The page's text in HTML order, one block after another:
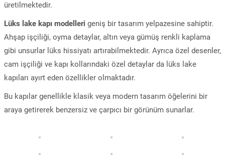
üretilmektedir.
Lüks lake kapı modelleri geniş bir tasarım yelpazesine sahiptir.
Ahşap işçiliği, oyma detaylar, altın veya gümüş renkli kaplama
gibi unsurlar lüks hissiyatı artırabilmektedir. Ayrıca özel desenler,
cam işçiliği ve kapı kollarındaki özel detaylar da lüks lake
kapıları ayırt eden özellikler olmaktadır.
Bu kapılar genellikle klasik veya modern tasarım öğelerini bir
araya getirerek benzersiz ve çarpıcı bir görünüm sunarlar.